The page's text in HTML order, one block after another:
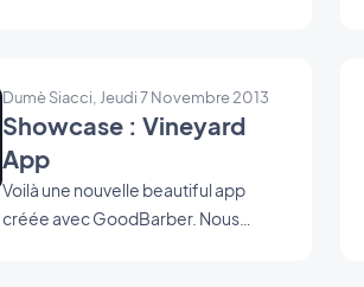
Dumè Siacci, Jeudi 7 Novembre 2013
Showcase : Vineyard
App
Voilà une nouvelle beautiful app
créée avec GoodBarber. Nous